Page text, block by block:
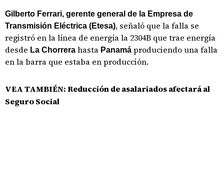
Gilberto Ferrari, gerente general de la Empresa de
Transmisión Eléctrica (Etesa), señaló que la falla se
registró en la línea de energía la 2304B que trae energía
desde La Chorrera hasta Panamá produciendo una falla
en la barra que estaba en producción.
VEA TAMBIÉN:Reducción de asalariados afectará al
Seguro Social